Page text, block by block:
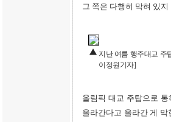
그 쪽은 다행히 막혀 있지
지난 여름 행주대교 주
이정원기자]
올림픽 대교 주탑으로
올라간다고 올라간 게